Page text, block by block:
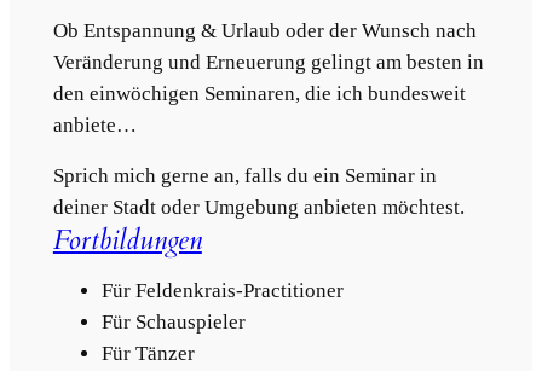
Ob Entspannung & Urlaub oder der Wunsch nach
Veränderung und Erneuerung gelingt am besten in
den einwöchigen Seminaren, die ich bundesweit
anbiete…
Sprich mich gerne an, falls du ein Seminar in
deiner Stadt oder Umgebung anbieten möchtest.
Fortbildungen
Für Feldenkrais-Practitioner
Für Schauspieler
Für Tänzer